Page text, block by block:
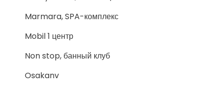
Marmara, SPA-комплекс
Mobil 1 центр
Non stop, банный клуб
Osakanv